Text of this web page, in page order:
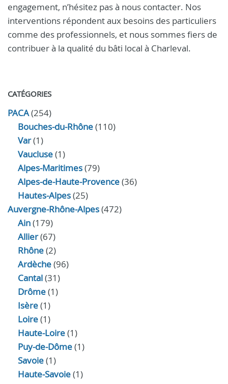
engagement, n’hésitez pas à nous contacter. Nos
interventions répondent aux besoins des particuliers
comme des professionnels, et nous sommes fiers de
contribuer à la qualité du bâti local à Charleval.
CATÉGORIES
PACA(254)
Bouches-du-Rhône(110)
Var(1)
Vaucluse(1)
Alpes-Maritimes(79)
Alpes-de-Haute-Provence(36)
Hautes-Alpes(25)
Auvergne-Rhône-Alpes(472)
Ain(179)
Allier(67)
Rhône(2)
Ardèche(96)
Cantal(31)
Drôme(1)
Isère(1)
Loire(1)
Haute-Loire(1)
Puy-de-Dôme(1)
Savoie(1)
Haute-Savoie(1)